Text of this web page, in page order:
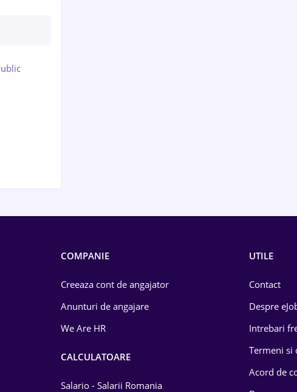
COMPANIE
Creeaza cont de angajator
Anunturi de angajare
We Are HR
CALCULATOARE
Salario - Salarii Romania
UTILE
Contact
Despre
Intrebari
Termeni si
Acord de